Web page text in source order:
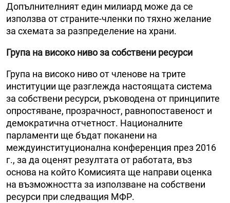
Допълнителният един милиард може да се
използва от страните-членки по тяхно желание
за схемата за разпределение на храни.
Група на високо ниво за собствени ресурси
Група на високо ниво от членове на трите
институции ще разглежда настоящата система
за собствени ресурси, ръководена от принципите
опростяване, прозрачност, равнопоставеност и
демократична отчетност. Националните
парламенти ще бъдат поканени на
междуинституционална конференция през 2016
г., за да оценят резултата от работата, въз
основа на който Комисията ще направи оценка
на възможността за използване на собствени
ресурси при следващия МФР.